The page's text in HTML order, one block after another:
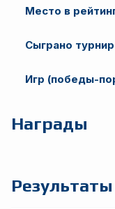
Место в
Сыграно
Игр (победы-
Награды
Результаты